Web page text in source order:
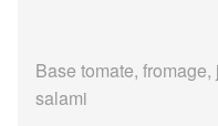
Base tomate,
salami